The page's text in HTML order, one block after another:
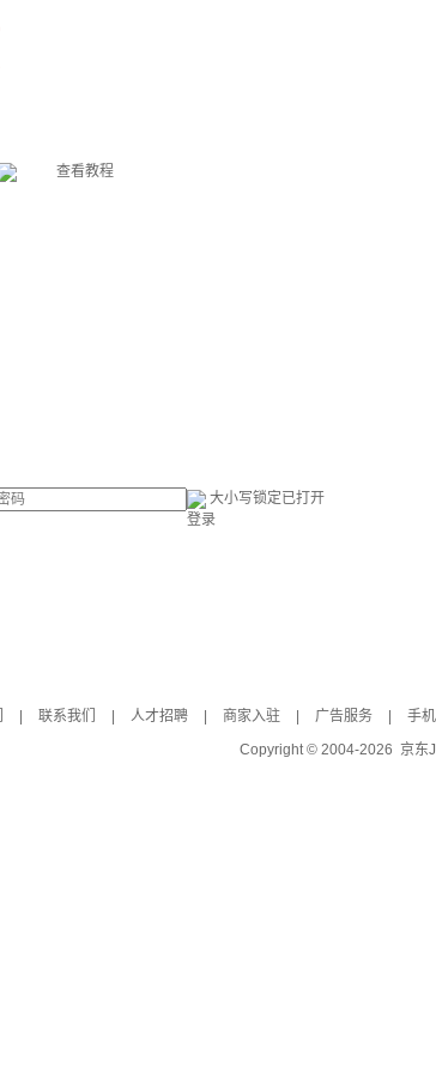
查看教程
大小写锁定已打开
登录
联系我们 人才招聘 商家入驻 广告服务 手
Copyright © 2004-2026 京东